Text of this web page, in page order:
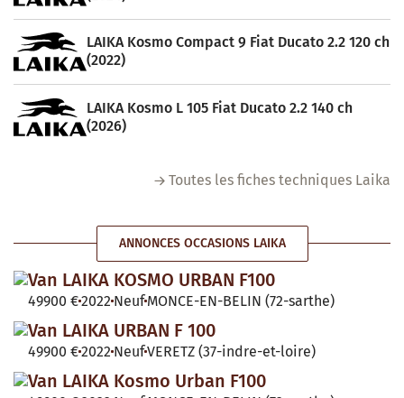
LAIKA Kosmo Compact 9 Fiat Ducato 2.2 120 ch
(2022)
LAIKA Kosmo L 105 Fiat Ducato 2.2 140 ch
(2026)
Toutes les fiches techniques Laika
ANNONCES OCCASIONS LAIKA
Van LAIKA KOSMO URBAN F100
49900 €2022 Neuf MONCE-EN-BELIN (72-sarthe)
Van LAIKA URBAN F 100
49900 €2022 NeufVERETZ (37-indre-et-loire)
Van LAIKA Kosmo Urban F100